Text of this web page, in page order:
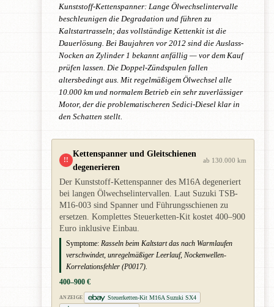
Kunststoff-Kettenspanner: Lange Ölwechselintervalle
beschleunigen die Degradation und führen zu
Kaltstartrasseln; das vollständige Kettenkit ist die
Dauerlösung. Bei Baujahren vor 2012 sind die Auslass-
Nocken an Zylinder 1 bekannt anfällig — vor dem Kauf
prüfen lassen. Die Doppel-Zündspulen fallen
altersbedingt aus. Mit regelmäßigem Ölwechsel alle
10.000 km und normalem Betrieb ein sehr zuverlässiger
Motor, der die problematischeren Sedici-Diesel klar in
den Schatten stellt.
!!
Kettenspanner und Gleitschienen
degenerieren
ab 130.000 km
Der Kunststoff-Kettenspanner des M16A degeneriert
bei langen Ölwechselintervallen. Laut Suzuki TSB-
M16-003 sind Spanner und Führungsschienen zu
ersetzen. Komplettes Steuerketten-Kit kostet 400–900
Euro inklusive Einbau.
Symptome: Rasseln beim Kaltstart das nach Warmlaufen
verschwindet, unregelmäßiger Leerlauf, Nockenwellen-
Korrelationsfehler (P0017).
400–900 €
ANZEIGE
Steuerketten-Kit M16A Suzuki SX4